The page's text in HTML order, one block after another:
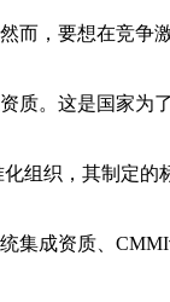
而，要想在竞争
质。这是国家
组织，其制定
集成资质、